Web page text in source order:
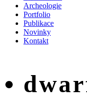
Archeologie
Portfolio
Publikace
Novinky
Kontakt